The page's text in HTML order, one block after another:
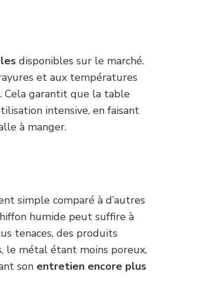
disponibles sur le marché.
et aux températures
Cela garantit que la table
intensive, en faisant
à manger.
simple comparé à d’autres
humide peut suffire à
tenaces, des produits
le métal étant moins poreux,
son entretien encore plus